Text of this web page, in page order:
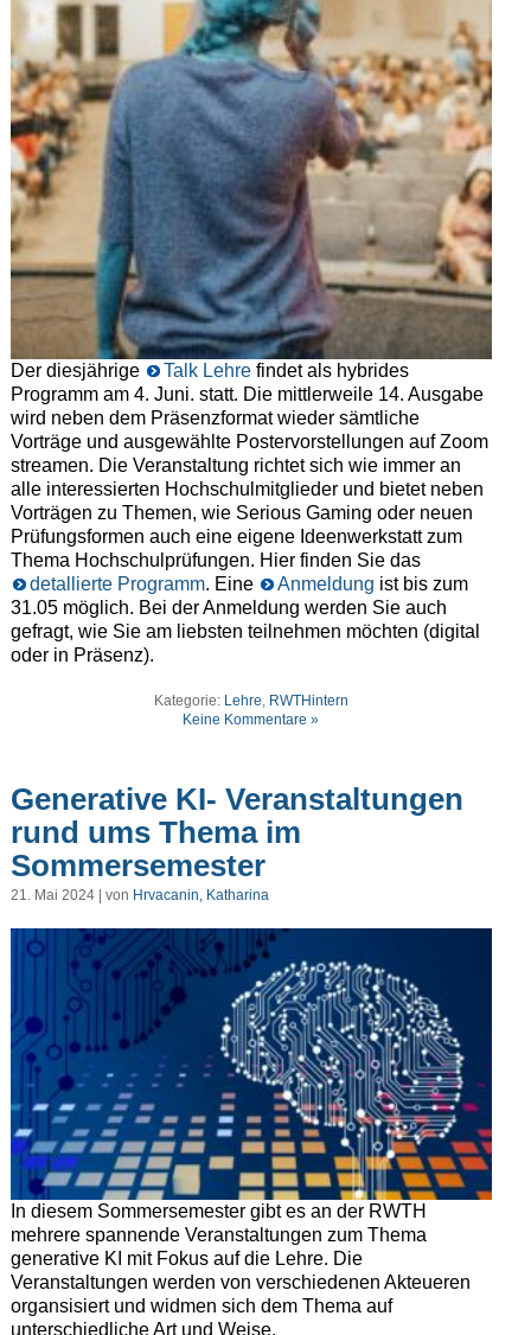
Der diesjährige Talk Lehrefindet als hybrides
Programm am 4. Juni. statt. Die mittlerweile 14. Ausgabe
wird neben dem Präsenzformat wieder sämtliche
Vorträge und ausgewählte Postervorstellungen auf Zoom
streamen. Die Veranstaltung richtet sich wie immer an
alle interessierten Hochschulmitglieder und bietet neben
Vorträgen zu Themen, wie Serious Gaming oder neuen
Prüfungsformen auch eine eigene Ideenwerkstatt zum
Thema Hochschulprüfungen. Hier finden Sie das
detallierte Programm. Eine Anmeldung ist bis zum
31.05 möglich. Bei der Anmeldung werden Sie auch
gefragt, wie Sie am liebsten teilnehmen möchten (digital
oder in Präsenz).
Kategorie: Lehre, RWTHintern
Keine Kommentare »
Generative KI- Veranstaltungen
rund ums Thema im
Sommersemester
21. Mai 2024 | von Hrvacanin, Katharina
In diesem Sommersemester gibt es an der RWTH
mehrere spannende Veranstaltungen zum Thema
generative KI mit Fokus auf die Lehre. Die
Veranstaltungen werden von verschiedenen Akteueren
organsisiert und widmen sich dem Thema auf
unterschiedliche Art und Weise.